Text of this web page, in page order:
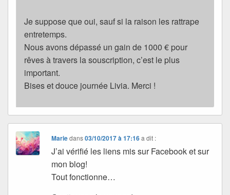
Je suppose que oui, sauf si la raison les rattrape
entretemps.
Nous avons dépassé un gain de 1000 € pour
rêves à travers la souscription, c’est le plus
important.
Bises et douce journée Livia. Merci !
Mariedans03/10/2017 à 17:16 a dit :
J’ai vérifié les liens mis sur Facebook et sur
mon blog!
Tout fonctionne…